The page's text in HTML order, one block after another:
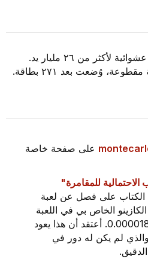
استند هذا التحليل إلى محاكاة عشوائية لأكثر من ٢٦ مليار يد.
وُضعت بعد ٢٧١ بطاقة.
على صفحة خاصة
للمقامرة"
الكتاب على فصل عن لعبة
الخاص بي في اللعبة
أعلى من هامش إيثير بمقدار 0.000018. أعتقد أن هذا يعود
لم يكن له دور في